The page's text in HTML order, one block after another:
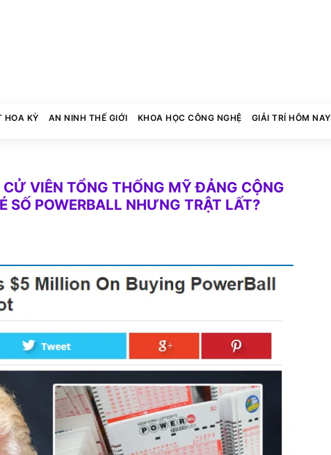
HOA KỲ AN NINH THẾ GIỚI KHOA HỌC CÔNG NGHỆ GIẢI TRÍ HÔM NAY
VIÊN TỔNG THỐNG MỸ ĐẢNG CỘNG
SỐ POWERBALL NHƯNG TRẬT LẤT?